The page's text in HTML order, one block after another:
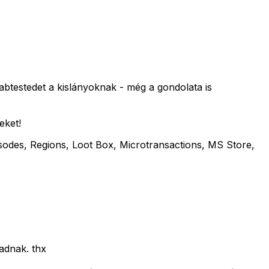
a kislányoknak - még a gondolata is
Regions, Loot Box, Microtransactions, MS Store,
thx